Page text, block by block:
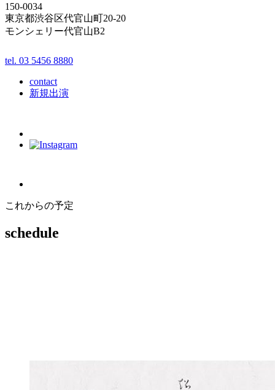
150-0034
東京都渋谷区代官山町20-20
モンシェリー代官山B2
tel. 03 5456 8880
contact
新規出演
これからの予定
schedule